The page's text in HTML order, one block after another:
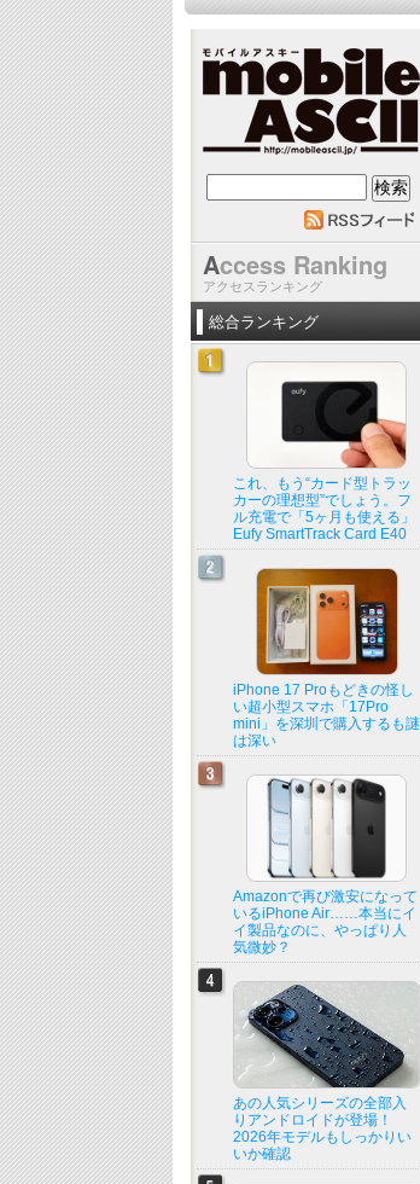
mobile ASCII
Access Ranking
アクセスランキング
総合ランキング
これ、もう“カード型トラッ
カーの理想型”でしょう。フ
ル充電で「5ヶ月も使える」
Eufy SmartTrack Card E40
iPhone 17 Proもどきの怪し
い超小型スマホ「17Pro
mini」を深圳で購入するも謎
は深い
Amazonで再び激安になって
いるiPhone Air……本当にイ
イ製品なのに、やっぱり人
気微妙？
あの人気シリーズの全部入
りアンドロイドが登場！
2026年モデルもしっかりい
いか確認